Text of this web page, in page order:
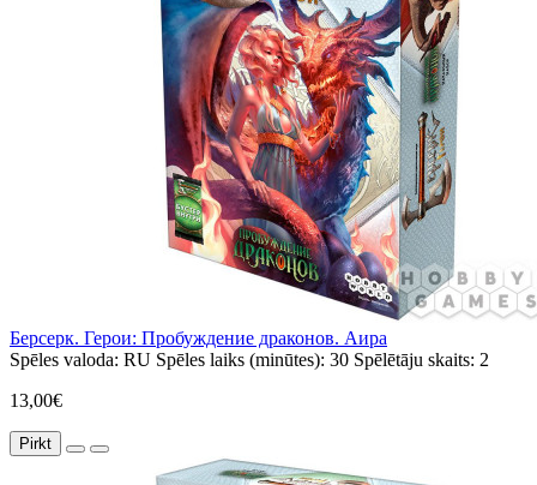
Берсерк. Герои: Пробуждение драконов. Аира
Spēles valoda: RU Spēles laiks (minūtes): 30 Spēlētāju skaits: 2
13,00€
Pirkt